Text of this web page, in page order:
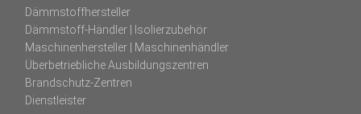
Dämmstoffhersteller
Dämmstoff-Händler | Isolierzubehör
Maschinenhersteller | Maschinenhändler
Überbetriebliche Ausbildungszentren
Brandschutz-Zentren
Dienstleister